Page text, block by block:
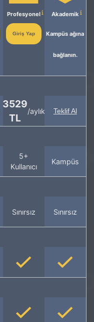
Profesyonel
Giriş Yap
Akademik
Kampüs ağına
bağlanın.
3529
TL
/aylık Teklif Al
5+
Kullanıcı
Kampüs
Sınırsız Sınırsız